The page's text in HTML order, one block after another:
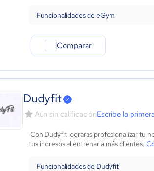
Funcionalidades de eGym
Comparar
Dudyfit
Aún sin calificaciónEscribe la
Con Dudyfit lograrás profesionalizar tu
tus ingresos al entrenar a más clientes.
Funcionalidades de Dudyfit